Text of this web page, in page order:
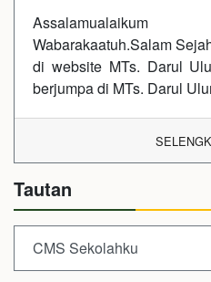
Wabarakaatuh.Salam
di website MTs. Darul
berjumpa di MTs. Darul
Tautan
CMS Sekolahku